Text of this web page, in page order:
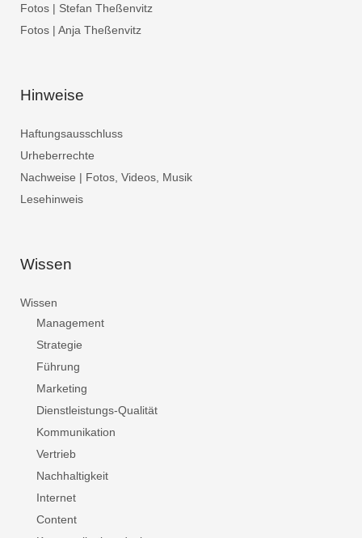
Fotos | Stefan Theßenvitz
Fotos | Anja Theßenvitz
Hinweise
Haftungsausschluss
Urheberrechte
Nachweise | Fotos, Videos, Musik
Lesehinweis
Wissen
Wissen
Management
Strategie
Führung
Marketing
Dienstleistungs-Qualität
Kommunikation
Vertrieb
Nachhaltigkeit
Internet
Content